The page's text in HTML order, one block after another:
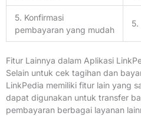
5. Konfirmasi
pembayaran yang mudah
5.
Fitur Lainnya dalam Aplikasi
Selain untuk cek tagihan dan
LinkPedia memiliki fitur lain yang
dapat digunakan untuk transfer
pembayaran berbagai layanan